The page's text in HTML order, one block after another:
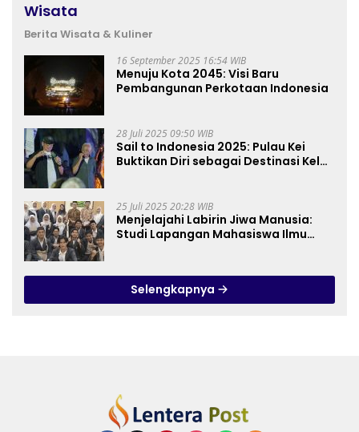
Wisata
Berita Wisata & Kuliner
16 September 2025 16:54 WIB
Menuju Kota 2045: Visi Baru
Pembangunan Perkotaan Indonesia
28 Juli 2025 09:50 WIB
Sail to Indonesia 2025: Pulau Kei
Buktikan Diri sebagai Destinasi Kelas
25 Juli 2025 20:28 WIB
Menjelajahi Labirin Jiwa Manusia:
Studi Lapangan Mahasiswa Ilmu
Selengkapnya